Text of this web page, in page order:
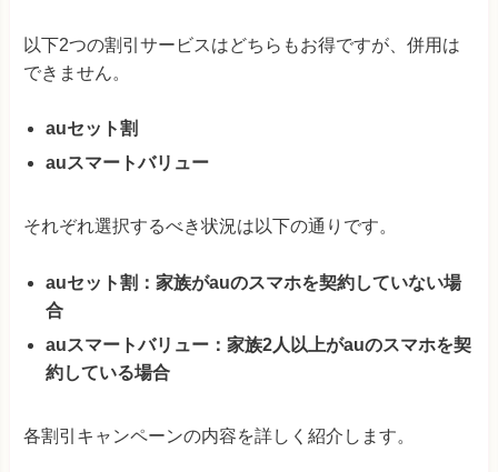
以下2つの割引サービスはどちらもお得ですが、併用は
できません。
auセット割
auスマートバリュー
それぞれ選択するべき状況は以下の通りです。
auセット割：家族がauのスマホを契約していない場
合
auスマートバリュー：家族2人以上がauのスマホを契
約している場合
各割引キャンペーンの内容を詳しく紹介します。